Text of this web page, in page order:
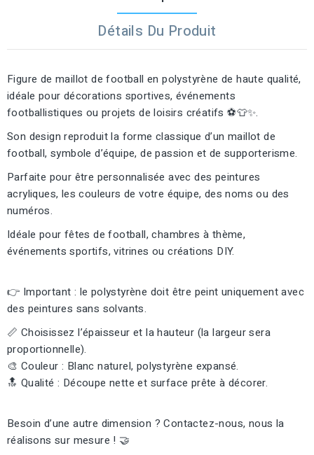
Détails Du Produit
Figure de maillot de football en polystyrène de haute qualité,
idéale pour décorations sportives, événements
footballistiques ou projets de loisirs créatifs ⚽👕✨.
Son design reproduit la forme classique d’un maillot de
football, symbole d’équipe, de passion et de supporterisme.
Parfaite pour être personnalisée avec des peintures
acryliques, les couleurs de votre équipe, des noms ou des
numéros.
Idéale pour fêtes de football, chambres à thème,
événements sportifs, vitrines ou créations DIY.
👉 Important : le polystyrène doit être peint uniquement avec
des peintures sans solvants.
📏 Choisissez l’épaisseur et la hauteur (la largeur sera
proportionnelle).
🎨 Couleur : Blanc naturel, polystyrène expansé.
🔝 Qualité : Découpe nette et surface prête à décorer.
Besoin d’une autre dimension ? Contactez-nous, nous la
réalisons sur mesure ! 🤝